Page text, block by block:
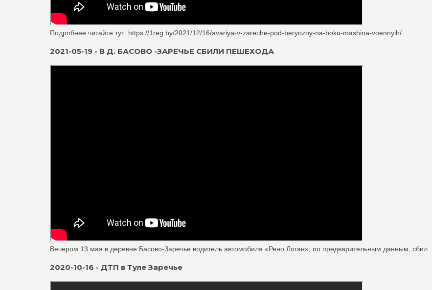
Подробнее читайте тут: https://1reg.by/2021/12/16/avariya-v-zareche-pod-beryozoy-na-boku-mashina-voennyih/
2021-05-19 - В Д. БАСОВО -ЗАРЕЧЬЕ СБИЛИ ПЕШЕХОДА
Вечером 13 мая в деревне Басово-Заречье водитель автомобиля «Рено Логан», по предварительным данным, сбил ...
2020-10-16 - ДТП в Туле Заречье